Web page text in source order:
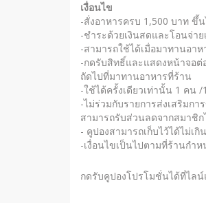
เงื่อนไข
-สั่งอาหารครบ 1,500 บาท ขึ้
-ชำระด้วยเงินสดและโอนจ่า
-สามารถใช้ได้เมื่อมาทานอา
-กดรับสิทธิ์และแสดงหน้าจอต่
ถัดไปที่มาทานอาหารที่ร้าน
-ใช้ได้ครั้งเดียวเท่านั้น 1 คน
-ไม่ร่วมกับรายการส่งเสริมก
สามารถรับส่วนลดจากสมาชิก
- คูปองสามารถเก็บไว้ได้ไม่เกิ
-เงื่อนไขเป็นไปตามที่ร้านกำห
กดรับคูปองโปรโมชั่นได้ที่ไลน์